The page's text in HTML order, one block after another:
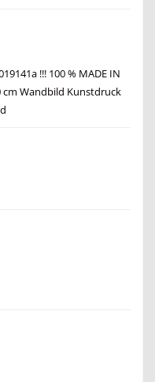
!!! 100 % MADE IN
cm Wandbild Kunstdruck